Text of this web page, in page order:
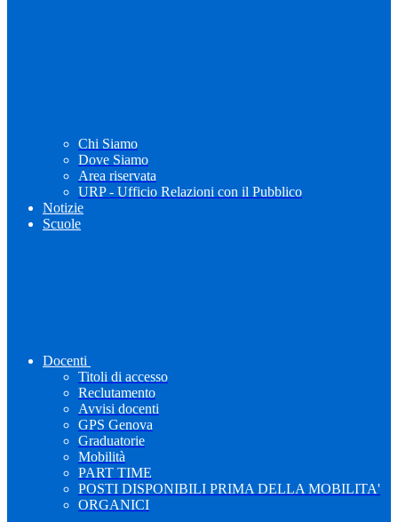
Chi Siamo
Dove Siamo
Area riservata
URP - Ufficio Relazioni con il Pubblico
Notizie
Scuole
Docenti
Titoli di accesso
Reclutamento
Avvisi docenti
GPS Genova
Graduatorie
Mobilità
PART TIME
POSTI DISPONIBILI PRIMA DELLA MOBILITA'
ORGANICI